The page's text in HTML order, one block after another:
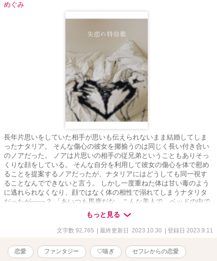
めぐみ
長年片思いをしていた相手が思いも伝えられないまま結婚してしま
ったナタリア。 そんな傷心の彼女を揶揄うのは同じく長い付き合い
のノアだった。 ノアは片思いの相手の従兄弟ということもありそっ
くりな顔をしている。 そんな自分を利用して彼女の傷心を体で慰め
ることを提案するノアだったが、ナタリアにはどうしても同一視す
ることなんでできないと言う。 しかし一度重ねた体は甘い毒のよう
に逃れられなくなり、顔ではなく体の相性で溺れてしまうナタリタ
だったが───？ 「あいつも馬鹿だな…こんな美人で、ベッドの中で
は可愛い女に好かれて、それに気付かないなんてよォ…まぁだから
こそ俺が今楽しめてるんだがな」 遊び半分のようなノアも実は複雑
な過去があって、関係が深くなるたび少しずつ紐解かれていくのだ
ーリーシリーズの第5弾です。 世界観が繋がっており、今回は特に
「スターチスの思い出」と密接に関わっているのでこちらも読んで
もっと見る
文字数 92,765 | 最終更新日 2023.10.30 | 登録日 2023.9.11
恋愛 ファンタジー ♡喘ぎ セフレからの恋愛